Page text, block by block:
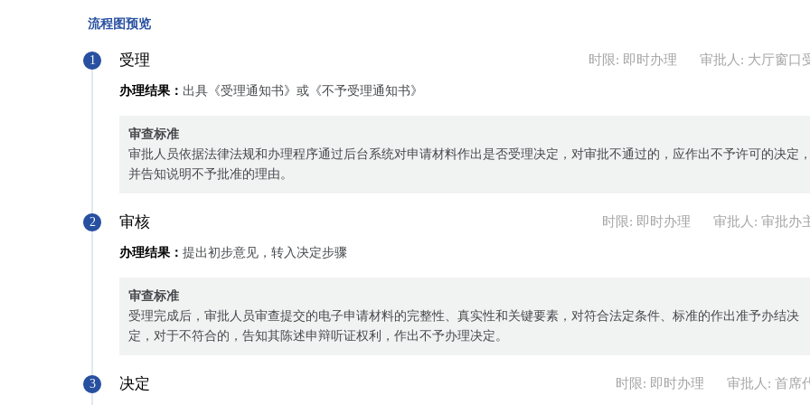
流程图预览
1 受理 时限: 即时办理 审批人: 大厅窗口
办理结果： 出具《受理通知书》或《不予受理通知书》
审查标准
审批人员依据法律法规和办理程序通过后台系统对申请材料作出是否受理决定，对审批不通过的，应作出不予许可的决定，
并告知说明不予批准的理由。
2 审核 时限: 即时办理 审批人: 审批办
办理结果： 提出初步意见，转入决定步骤
审查标准
受理完成后，审批人员审查提交的电子申请材料的完整性、真实性和关键要素，对符合法定条件、标准的作出准予办结决
定，对于不符合的，告知其陈述申辩听证权利，作出不予办理决定。
3 决定 时限: 即时办理 审批人: 首席